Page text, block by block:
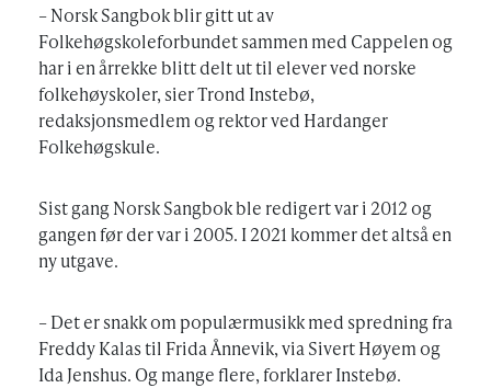
– Norsk Sangbok blir gitt ut av
Folkehøgskoleforbundet sammen med Cappelen og
har i en årrekke blitt delt ut til elever ved norske
folkehøyskoler, sier Trond Instebø,
redaksjonsmedlem og rektor ved Hardanger
Folkehøgskule.
Sist gang Norsk Sangbok ble redigert var i 2012 og
gangen før der var i 2005. I 2021 kommer det altså en
ny utgave.
– Det er snakk om populærmusikk med spredning fra
Freddy Kalas til Frida Ånnevik, via Sivert Høyem og
Ida Jenshus. Og mange flere, forklarer Instebø.